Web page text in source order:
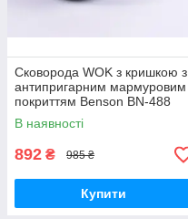
Сковорода WOK з кришкою з
антипригарним мармуровим
покриттям Benson BN-488
Ø26см
В наявності
892 ₴ 985 ₴
Купити